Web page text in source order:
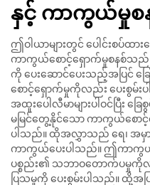
နှင့် ကာကွယ်မှုစ
ဤဝါယာများတွင် ပေါင်းစပ်ထ
ကာကွယ်စောင့်ရှောက်မှုစနစ်သည် ခ
ကို ပေးဆောင်ပေးသည့်အပြင် ခ
စောင့်ရှောက်မှုကိုလည်း ပေးစွမ်း
အထူးပေါလီမာများပါဝင်ပြီး ခ
မမြင်တွေ့နိုင်သော ကာကွယ်စော
ပါသည်။ ထိုအလွှာသည် ရေ၊ အမှား
ကာကွယ်ပေးပါသည်။ ဤကာကွ
ပစ္စည်း၏ သဘာဝတောက်ပမှုကိုလ
ပြသမှုကို ပေးစွမ်းပါသည်။ ထို့အပ